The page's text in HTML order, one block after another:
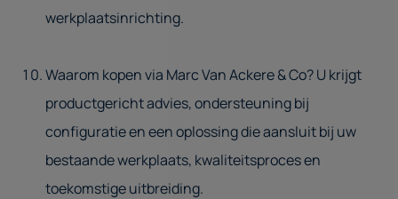
werkplaatsinrichting.
Waarom kopen via Marc Van Ackere & Co? U krijgt
productgericht advies, ondersteuning bij
configuratie en een oplossing die aansluit bij uw
bestaande werkplaats, kwaliteitsproces en
toekomstige uitbreiding.